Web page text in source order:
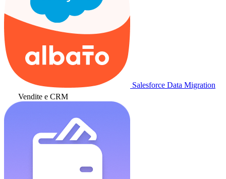
Salesforce Data Migration
Vendite e CRM